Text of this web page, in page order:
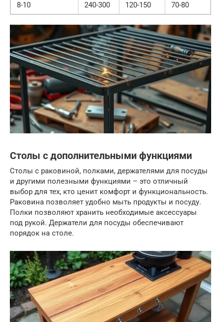
8-10
240-300 120-150 70-80
Столы с дополнительными функциями
Столы с раковиной, полками, держателями для посуды
и другими полезными функциями – это отличный
выбор для тех, кто ценит комфорт и функциональность.
Раковина позволяет удобно мыть продукты и посуду.
Полки позволяют хранить необходимые аксессуары
под рукой. Держатели для посуды обеспечивают
порядок на столе.